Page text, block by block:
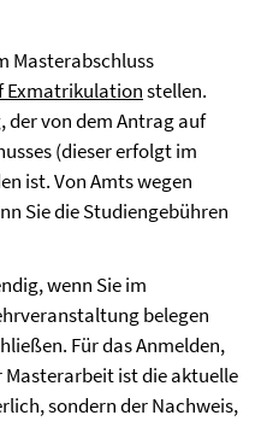
Masterabschluss
Exmatrikulationstellen.
der von dem Antrag auf
(dieser erfolgt im
ist. Von Amts wegen
Sie die Studiengebühren
wenn Sie im
belegen
Für das Anmelden,
Masterarbeit ist die aktuelle
sondern der Nachweis,